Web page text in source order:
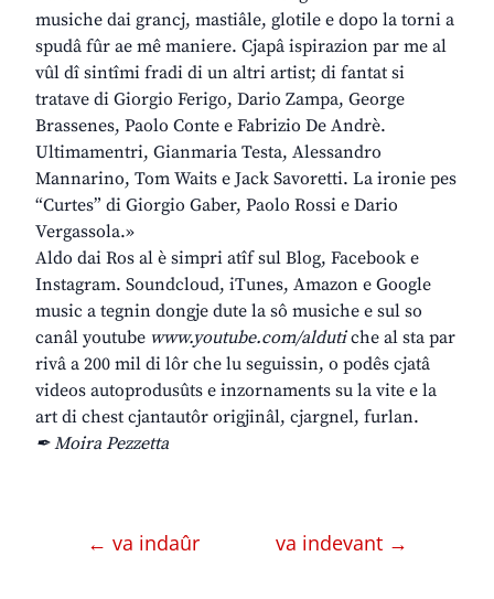
musiche dai grancj, mastiâle, glotile e dopo la torni a
spudâ fûr ae mê maniere. Cjapâ ispirazion par me al
vûl dî sintîmi fradi di un altri artist; di fantat si
tratave di Giorgio Ferigo, Dario Zampa, George
Brassenes, Paolo Conte e Fabrizio De Andrè.
Ultimamentri, Gianmaria Testa, Alessandro
Mannarino, Tom Waits e Jack Savoretti. La ironie pes
“Curtes” di Giorgio Gaber, Paolo Rossi e Dario
Vergassola.»
Aldo dai Ros al è simpri atîf sul Blog, Facebook e
Instagram. Soundcloud, iTunes, Amazon e Google
music a tegnin dongje dute la sô musiche e sul so
canâl youtube www.youtube.com/aldutiche al sta par
rivâ a 200 mil di lôr che lu seguissin, o podês cjatâ
videos autoprodusûts e inzornaments su la vite e la
art di chest cjantautôr origjinâl, cjargnel, furlan.
✒ Moira Pezzetta
← va indaûr va indevant →